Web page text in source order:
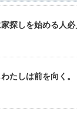
家探しを始める人
たしは前を向く